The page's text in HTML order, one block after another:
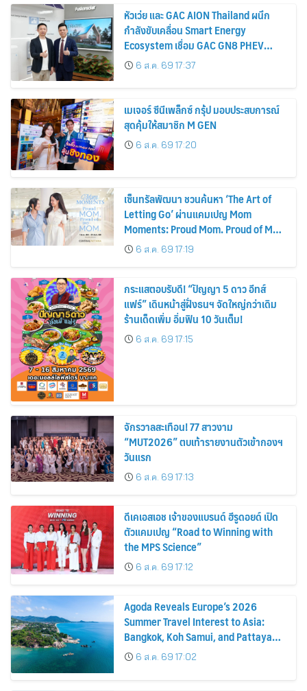
หัวเว่ย และ GAC AION Thailand ผนึก
กำลังขับเคลื่อน Smart Energy
Ecosystem เชื่อม GAC GN8 PHEV
รถยนต์ MPV ระดับพรีเมียม เข้ากับ
พลังงานแสงอาทิตย์ภายในบ้าน
6 ส.ค. 69 17:37
เมเจอร์ ซีนีเพล็กซ์ กรุ้ป มอบประสบการณ์
สุดคุ้มให้สมาชิก M GEN
6 ส.ค. 69 17:20
เซ็นทรัลพัฒนา ชวนค้นหา ‘The Art of
Letting Go’ ผ่านแคมเปญ Mom
Moments: Proud Mom. Proud of My
Mom.6 ส.ค. 69 17:19
กระแสตอบรับดี! “ปัญญา 5 ดาว อีทส์
แฟร์” เดินหน้าสู่ฝั่งธนฯ จัดใหญ่กว่าเดิม
ร้านเด็ดเพิ่ม อิ่มฟิน 10 วันเต็ม!
6 ส.ค. 69 17:15
จักรวาลสะเทือน! 77 สาวงาม
“MUT2026” ตบเท้ารายงานตัวเข้ากองฯ
วันแรก
6 ส.ค. 69 17:13
ดีเคเอสเอช เจ้าของแบรนด์ ฮีรูดอยด์ เปิด
ตัวแคมเปญ “Road to Winning with
the MPS Science”
6 ส.ค. 69 17:12
Agoda Reveals Europe’s 2026
Summer Travel Interest to Asia:
Bangkok, Koh Samui, and Pattaya
Among the Top Cities
6 ส.ค. 69 17:02